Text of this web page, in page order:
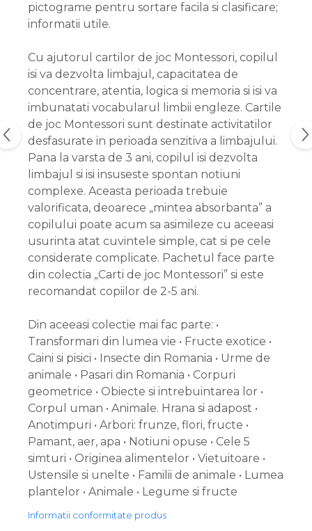
pictograme pentru sortare facila si clasificare;
informatii utile.
Cu ajutorul cartilor de joc Montessori, copilul
isi va dezvolta limbajul, capacitatea de
concentrare, atentia, logica si memoria si isi va
imbunatati vocabularul limbii engleze. Cartile
de joc Montessori sunt destinate activitatilor
desfasurate in perioada senzitiva a limbajului.
Pana la varsta de 3 ani, copilul isi dezvolta
limbajul si isi insuseste spontan notiuni
complexe. Aceasta perioada trebuie
valorificata, deoarece „mintea absorbanta” a
copilului poate acum sa asimileze cu aceeasi
usurinta atat cuvintele simple, cat si pe cele
considerate complicate. Pachetul face parte
din colectia „Carti de joc Montessori” si este
recomandat copiilor de 2-5 ani.
Din aceeasi colectie mai fac parte: •
Transformari din lumea vie • Fructe exotice •
Caini si pisici • Insecte din Romania • Urme de
animale • Pasari din Romania • Corpuri
geometrice • Obiecte si intrebuintarea lor •
Corpul uman • Animale. Hrana si adapost •
Anotimpuri • Arbori: frunze, flori, fructe •
Pamant, aer, apa • Notiuni opuse • Cele 5
simturi • Originea alimentelor • Vietuitoare •
Ustensile si unelte • Familii de animale • Lumea
plantelor • Animale • Legume si fructe
Informatii conformitate produs